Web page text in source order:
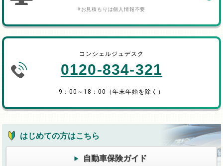
※お見積もりは個人情報不要
コンシェルジュデスク
0120-834-321
9：00～18：00（年末年始を除く）
はじめての方はこちら
自動車保険ガイド